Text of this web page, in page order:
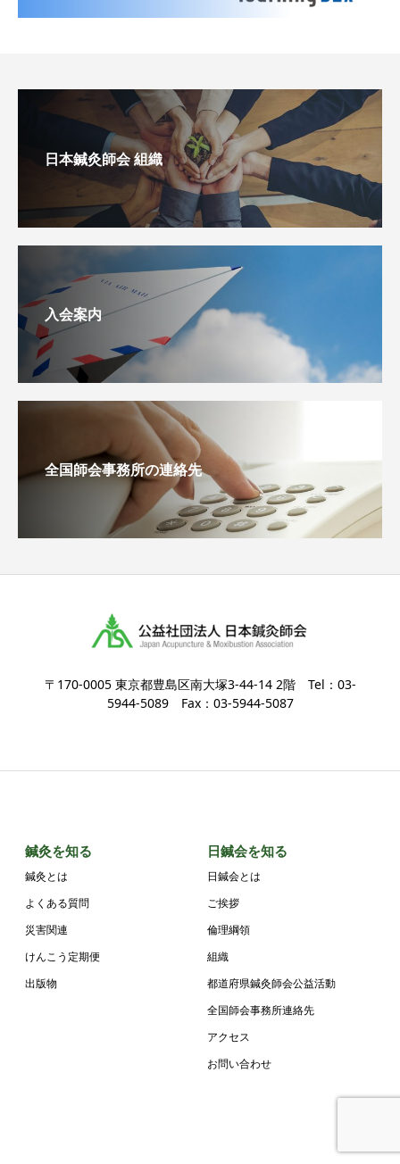
日本鍼灸師会 組織
入会案内
全国師会事務所の連絡先
〒170-0005 東京都豊島区南大塚3-44-14 2階 Tel：03-
5944-5089 Fax：03-5944-5087
鍼灸を知る
鍼灸とは
よくある質問
災害関連
けんこう定期便
出版物
日鍼会を知る
日鍼会とは
ご挨拶
倫理綱領
組織
都道府県鍼灸師会公益活動
全国師会事務所連絡先
アクセス
お問い合わせ